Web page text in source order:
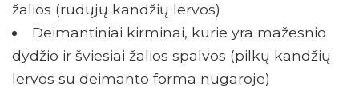
žalios (rudųjų kandžių lervos)
Deimantiniai kirminai, kurie yra mažesnio
dydžio ir šviesiai žalios spalvos (pilkų kandžių
lervos su deimanto forma nugaroje)